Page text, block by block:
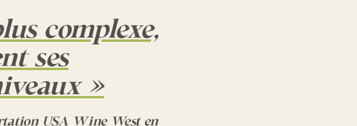
complexe,
ses
»
USA Wine West en